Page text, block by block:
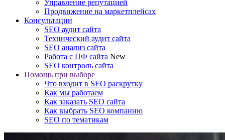
Управление репутацией
Продвижение на маркетплейсах
Консультации
SEO аудит сайта
Технический аудит сайта
SEO анализ сайта
Работа с ПФ сайта New
SEO контроль сайта
Помощь при выборе
Что входит в SEO раскрутку
Как мы работаем
Как заказать SEO сайта
Как выбрать SEO компанию
SEO по тематикам